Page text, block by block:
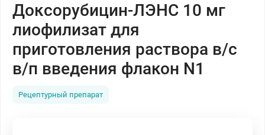
Доксорубицин-ЛЭНС 10 мг
лиофилизат для
приготовления раствора в/с
в/п введения флакон N1
Рецептурный препарат